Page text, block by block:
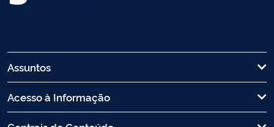
Assuntos
Acesso à Informação